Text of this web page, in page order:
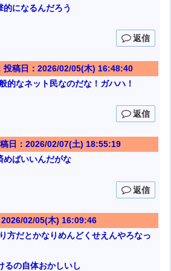
的になるんだろう
返信
投稿日：2026/02/05(木) 16:48:40
的なネット民なのだな！ガハハ！
返信
日：2026/02/07(土) 18:55:19
めばいいんだがな
返信
2026/02/05(木) 16:09:46
方だとかなりめんどくせえんやろなっ
るの自体おかしいし